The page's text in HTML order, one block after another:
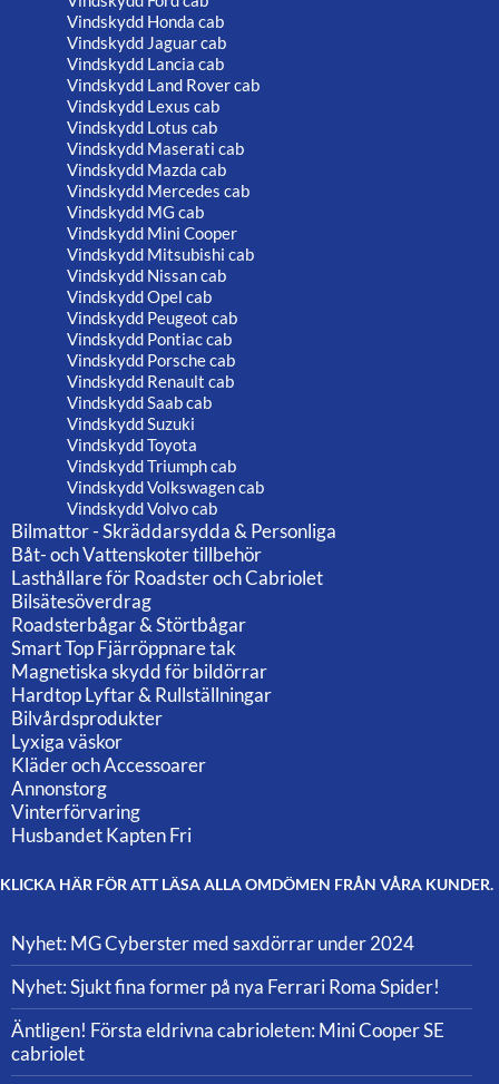
Vindskydd Honda cab
Vindskydd Jaguar cab
Vindskydd Lancia cab
Vindskydd Land Rover cab
Vindskydd Lexus cab
Vindskydd Lotus cab
Vindskydd Maserati cab
Vindskydd Mazda cab
Vindskydd Mercedes cab
Vindskydd MG cab
Vindskydd Mini Cooper
Vindskydd Mitsubishi cab
Vindskydd Nissan cab
Vindskydd Opel cab
Vindskydd Peugeot cab
Vindskydd Pontiac cab
Vindskydd Porsche cab
Vindskydd Renault cab
Vindskydd Saab cab
Vindskydd Suzuki
Vindskydd Toyota
Vindskydd Triumph cab
Vindskydd Volkswagen cab
Vindskydd Volvo cab
Bilmattor - Skräddarsydda & Personliga
Båt- och Vattenskoter tillbehör
Lasthållare för Roadster och Cabriolet
Bilsätesöverdrag
Roadsterbågar & Störtbågar
Smart Top Fjärröppnare tak
Magnetiska skydd för bildörrar
Hardtop Lyftar & Rullställningar
Bilvårdsprodukter
Lyxiga väskor
Kläder och Accessoarer
Annonstorg
Vinterförvaring
Husbandet Kapten Fri
KLICKA HÄR FÖR ATT LÄSA ALLA OMDÖMEN FRÅN VÅRA KUNDER.
Nyhet: MG Cyberster med saxdörrar under 2024
Nyhet: Sjukt fina former på nya Ferrari Roma Spider!
Äntligen! Första eldrivna cabrioleten: Mini Cooper SE
cabriolet